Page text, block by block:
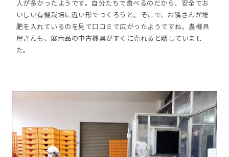
人が多かったようです。自分たちで食べるのだから、安全でお
いしい有機栽培に近い形でつくろうと。そこで、お隣さんが堆
肥を入れているのを見て口コミで広がったようですね。農機具
屋さんも、展示品の中古機具がすぐに売れると話していまし
た。